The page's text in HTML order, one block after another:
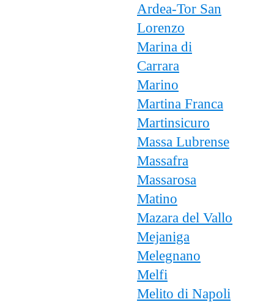
Ardea-Tor San
Lorenzo
Marina di
Carrara
Marino
Martina Franca
Martinsicuro
Massa Lubrense
Massafra
Massarosa
Matino
Mazara del Vallo
Mejaniga
Melegnano
Melfi
Melito di Napoli